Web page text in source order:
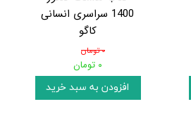
1400 سراسری انسانی
کاگو
۰ تومان
۰ تومان
افزودن به سبد خرید